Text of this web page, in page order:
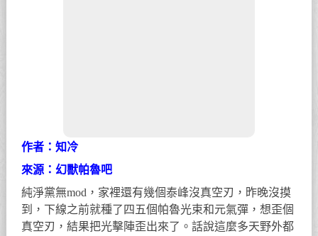
作者：知冷
來源：幻獸帕魯吧
純淨黨無mod，家裡還有幾個泰峰沒真空刃，昨晚沒摸
到，下線之前就種了四五個帕魯光束和元氣彈，想歪個
真空刃，結果把光擊陣歪出來了。話說這麼多天野外都